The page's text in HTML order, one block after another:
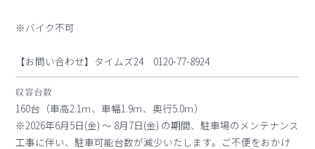
※バイク不可
【お問い合わせ】タイムズ24 0120-77-8924
収容台数
160台（車高2.1ｍ、車幅1.9ｍ、奥行5.0ｍ）
※2026年6月5日(金) ～ 8月7日(金) の期間、駐車場のメンテナンス
工事に伴い、駐車可能台数が減少いたします。ご不便をおかけ